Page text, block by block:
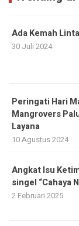
Ada Kemah
30 Juli 2024
Peringati Hari
Mangrovers
Layana
10 Agustus 2024
Angkat Isu
singel “Cahaya
2 Februari 2025